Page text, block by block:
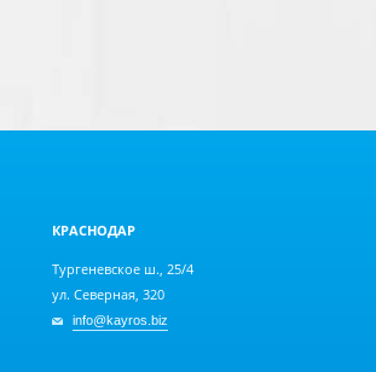
КРАСНОДАР
Тургеневское ш., 25/4
ул. Северная, 320
info@kayros.biz